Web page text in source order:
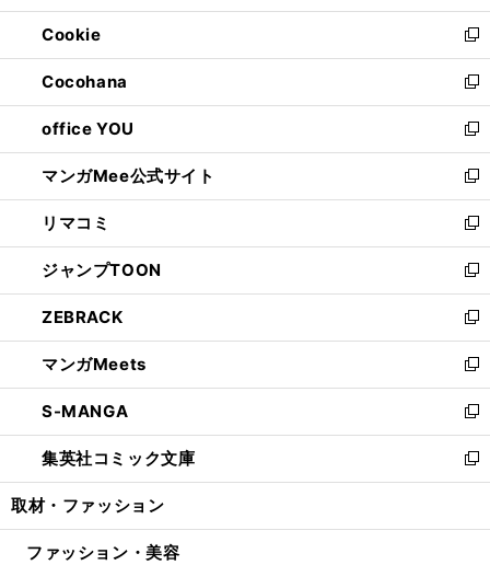
開
く
ウ
で
開
く
ン
ド
ウ
で
開
く
ウ
ィ
ン
ド
ウ
で
開
く
Cookie
新
し
い
ウ
ィ
ン
ド
ウ
で
開
く
Cocohana
新
し
い
ウ
ィ
ン
ド
ウ
で
開
く
office YOU
新
し
い
ウ
ィ
ン
ド
ウ
で
開
く
マンガMee公式サイト
新
し
い
ウ
ィ
ン
ド
ウ
で
開
く
リマコミ
新
し
い
ウ
ィ
ン
ド
ウ
で
開
く
ジャンプTOON
新
し
い
ウ
ィ
ン
ド
ウ
で
開
ZEBRACK
新
し
い
ウ
ィ
ン
ド
ウ
開
マンガMeets
新
し
い
ウ
ィ
ン
ウ
S-MANGA
新
し
い
ウ
ン
集英社コミック文庫
新
し
ウ
取材・ファッション
ファッション・美容